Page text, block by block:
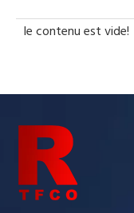
le contenu est vide!